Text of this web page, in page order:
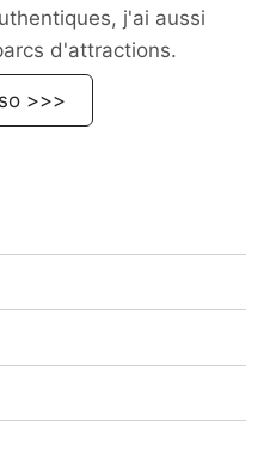
j'ai aussi
d'attractions.
>>>